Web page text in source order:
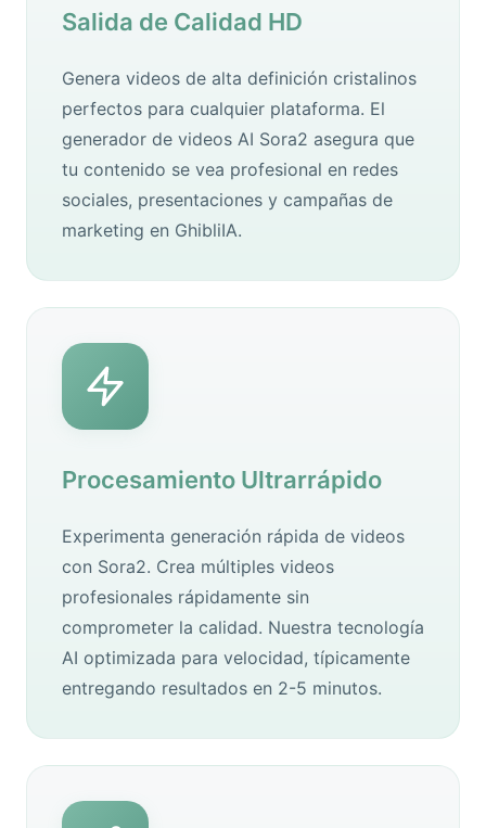
Salida de Calidad HD
Genera videos de alta definición cristalinos
perfectos para cualquier plataforma. El
generador de videos AI Sora2 asegura que
tu contenido se vea profesional en redes
sociales, presentaciones y campañas de
marketing en GhibliIA.
Procesamiento Ultrarrápido
Experimenta generación rápida de videos
con Sora2. Crea múltiples videos
profesionales rápidamente sin
comprometer la calidad. Nuestra tecnología
AI optimizada para velocidad, típicamente
entregando resultados en 2-5 minutos.